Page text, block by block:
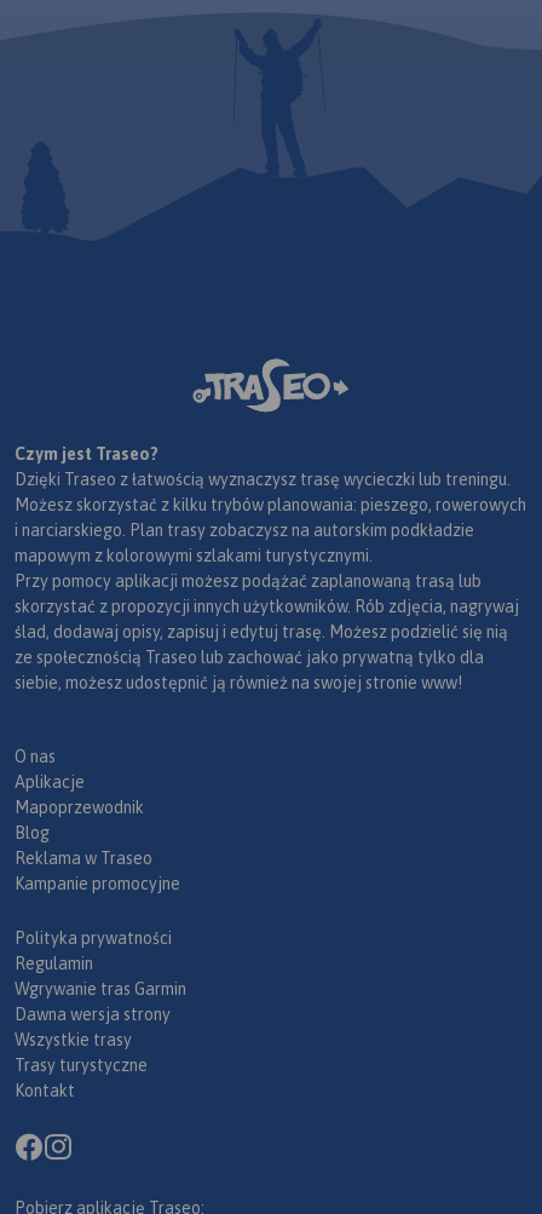
Czym jest Traseo?
Dzięki Traseo z łatwością wyznaczysz trasę wycieczki lub treningu.
Możesz skorzystać z kilku trybów planowania: pieszego, rowerowych
i narciarskiego. Plan trasy zobaczysz na autorskim podkładzie
mapowym z kolorowymi szlakami turystycznymi.
Przy pomocy aplikacji możesz podążać zaplanowaną trasą lub
skorzystać z propozycji innych użytkowników. Rób zdjęcia, nagrywaj
ślad, dodawaj opisy, zapisuj i edytuj trasę. Możesz podzielić się nią
ze społecznością Traseo lub zachować jako prywatną tylko dla
siebie, możesz udostępnić ją również na swojej stronie www!
O nas
Aplikacje
Mapoprzewodnik
Blog
Reklama w Traseo
Kampanie promocyjne
Polityka prywatności
Regulamin
Wgrywanie tras Garmin
Dawna wersja strony
Wszystkie trasy
Trasy turystyczne
Kontakt
Pobierz aplikację Traseo: